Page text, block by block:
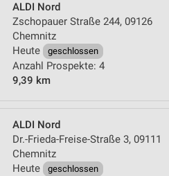
ALDI Nord
Zschopauer Straße 244, 09126
Chemnitz
Heute
geschlossen
Anzahl Prospekte: 4
9,39 km
ALDI Nord
Dr.-Frieda-Freise-Straße 3, 09111
Chemnitz
Heute
geschlossen